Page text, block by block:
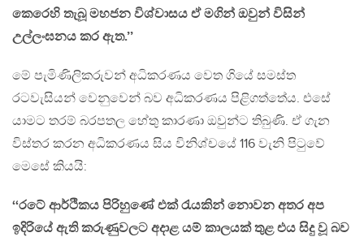
කෙරෙහි තැබූ මහජන විශ්වාසය ඒ මගින් ඔවුන් විසින්
උල්ලංඝනය කර ඇත.’’
මේ පැමිණිලිකරුවන් අධිකරණය වෙත ගියේ සමස්ත
රටවැසියන් වෙනුවෙන් බව අධිකරණය පිළිගත්තේය. එසේ
යාමට තරම් බරපතල හේතු කාරණා ඔවුන්ට තිබුණි. ඒ ගැන
විස්තර කරන අධිකරණය සිය විනිශ්චයේ 116 වැනි පිටුවේ
මෙසේ කියයි:
‘‘රටේ ආර්ථිකය පිරිහුණේ එක් රැයකින් නොවන අතර අප
ඉදිරියේ ඇති කරුණුවලට අදාළ යම් කාලයක් තුළ එය සිදු වූ බව